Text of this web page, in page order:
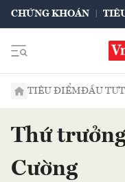
CHỨNG KHOÁN
TIÊU ĐIỂMĐẦU TƯ
Thứ
Cường